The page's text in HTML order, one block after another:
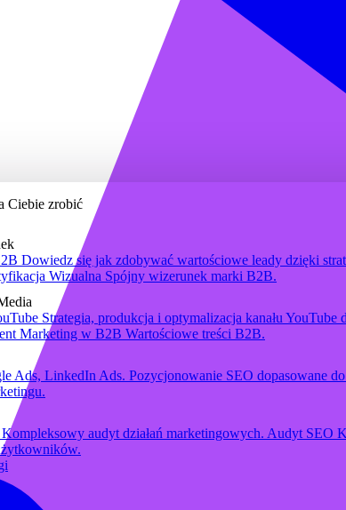
Ciebie zrobić
Dowiedz się jak zdobywać wartościowe leady dzięki
Wizualna Spójny wizerunek marki B2B.
Strategia, produkcja i optymalizacja kanału YouTube
Marketing w B2B Wartościowe treści B2B.
Ads, LinkedIn Ads. Pozycjonowanie SEO dopasowane
Kompleksowy audyt działań marketingowych. Audyt SEO